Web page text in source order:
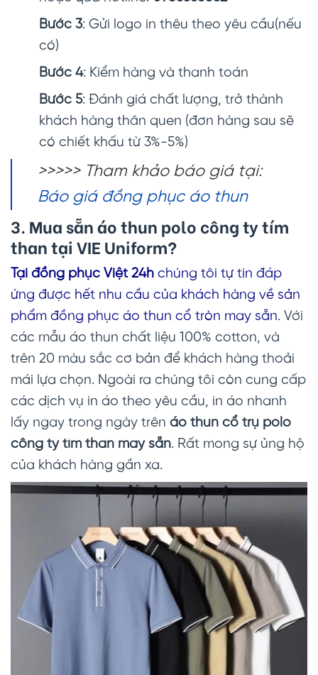
Bước 3: Gửi logo in thêu theo yêu cầu(nếu
có)
Bước 4: Kiểm hàng và thanh toán
Bước 5: Đánh giá chất lượng, trở thành
khách hàng thân quen (đơn hàng sau sẽ
có chiết khấu từ 3%-5%)
>>>>> Tham khảo báo giá tại:
Báo giá đồng phục áo thun
3. Mua sẵnáo thun polo công ty tím
thantại VIE Uniform?
Tại đồng phục Việt 24h chúng tôi tự tin đáp
ứng được hết nhu cầu của khách hàng về sản
phẩm đồng phục áo thun cổ tròn may sẵn. Với
các mẫu áo thun chất liệu 100% cotton, và
trên 20 màu sắc cơ bản để khách hàng thoải
mái lựa chọn. Ngoài ra chúng tôi còn cung cấp
các dịch vụ in áo theo yêu cầu, in áo nhanh
lấy ngay trong ngày trên áo thun cổ trụ polo
công ty tím than may sẵn. Rất mong sự ủng hộ
của khách hàng gần xa.